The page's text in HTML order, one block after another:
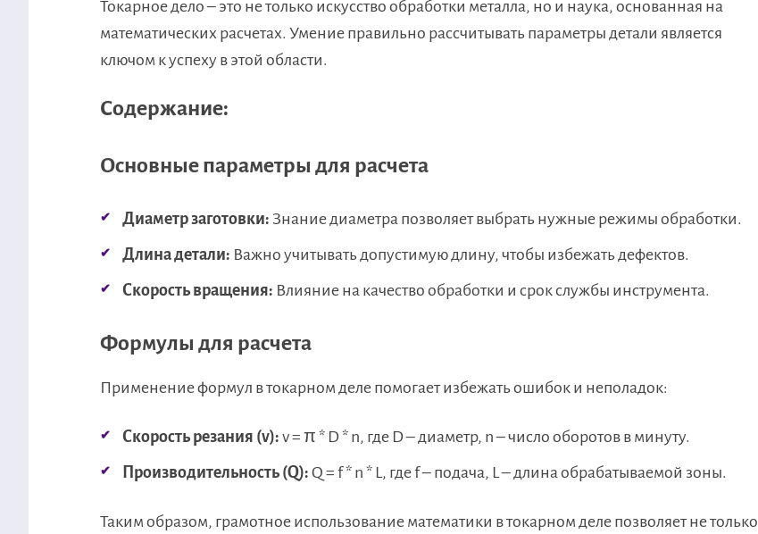
Токарное дело – это не только искусство обработки металла, но и наука, основанная на
математических расчетах. Умение правильно рассчитывать параметры детали является
ключом к успеху в этой области.
Содержание:
Основные параметры для расчета
Диаметр заготовки: Знание диаметра позволяет выбрать нужные режимы обработки.
Длина детали: Важно учитывать допустимую длину, чтобы избежать дефектов.
Скорость вращения: Влияние на качество обработки и срок службы инструмента.
Формулы для расчета
Применение формул в токарном деле помогает избежать ошибок и неполадок:
Скорость резания (v): v = π * D * n, где D – диаметр, n – число оборотов в минуту.
Производительность (Q): Q = f * n * L, где f – подача, L – длина обрабатываемой зоны.
Таким образом, грамотное использование математики в токарном деле позволяет не только